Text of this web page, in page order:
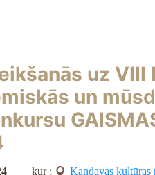
uz VIII
un
kur :
Kandavas kultūras